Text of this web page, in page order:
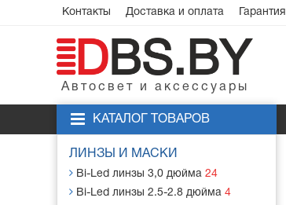
Контакты Доставка и оплата Гарантия
Автосвет и аксессуары
КАТАЛОГ ТОВАРОВ
ЛИНЗЫ И МАСКИ
Bi-Led линзы 3,0 дюйма 24
Bi-Led линзы 2.5-2.8 дюйма 4